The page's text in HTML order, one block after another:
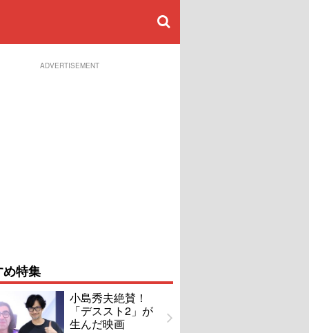
ADVERTISEMENT
特集
小島秀夫絶賛！
「デススト2」が
生んだ映画